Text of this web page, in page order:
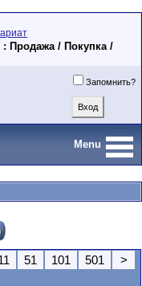
: Продажа / Покупка /
Запомнить?
Menu
51 101 501
>